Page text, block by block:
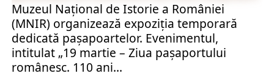
Muzeul Național de Istorie a României
(MNIR) organizează expoziția temporară
dedicată pașapoartelor. Evenimentul,
intitulat „19 martie – Ziua paşaportului
românesc. 110 ani...